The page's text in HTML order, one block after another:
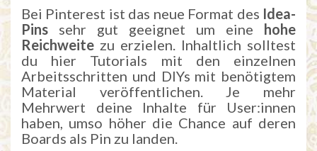
Bei Pinterest ist das neue Format des Idea-
Pins sehr gut geeignet um eine hohe
Reichweite zu erzielen. Inhaltlich solltest
du hier Tutorials mit den einzelnen
Arbeitsschritten und DIYs mit benötigtem
Material veröffentlichen. Je mehr
Mehrwert deine Inhalte für User:innen
haben, umso höher die Chance auf deren
Boards als Pin zu landen.